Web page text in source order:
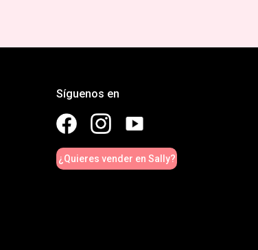
Síguenos en
¿Quieres vender en Sally?